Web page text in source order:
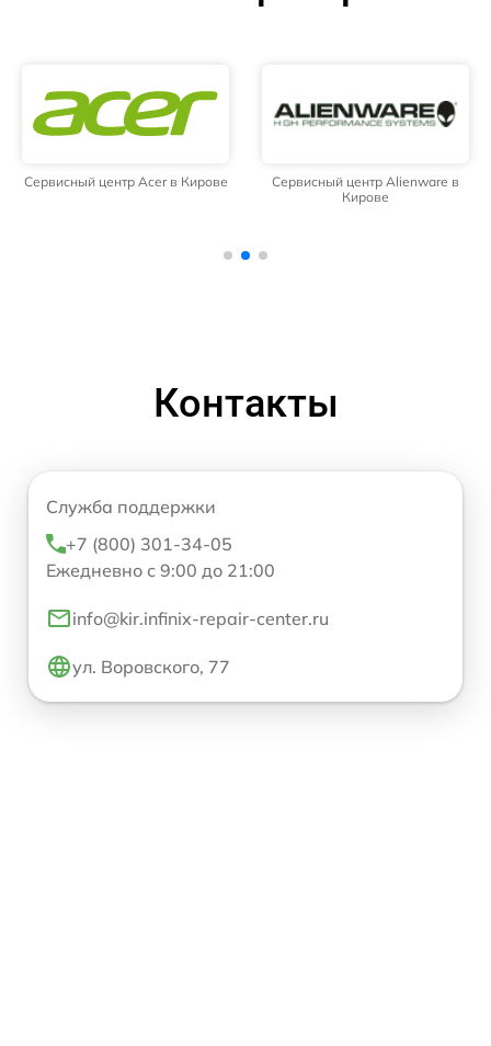
Сервисный центр Acer в Кирове
Сервисный центр Alienware в
Кирове
Контакты
Служба поддержки
+7 (800) 301-34-05
Ежедневно с 9:00 до 21:00
info@kir.infinix-repair-center.ru
ул. Воровского, 77